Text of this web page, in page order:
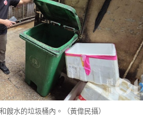
餿水的垃圾桶內。（黃偉民攝）